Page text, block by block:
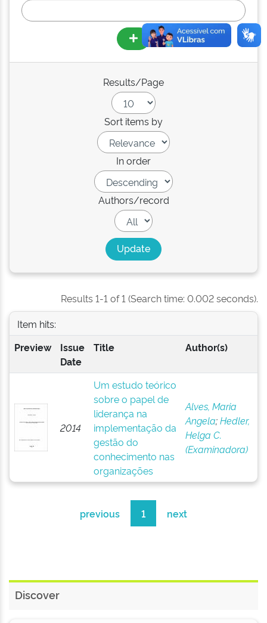
Results/Page
Sort items by
In order
Authors/record
Results 1-1 of 1 (Search time: 0.002 seconds).
Item hits:
Preview
Issue
Date
Title Author(s)
2014
Um estudo teórico
sobre o papel de
liderança na
implementação da
gestão do
conhecimento nas
organizações
Alves, Maria
Angela;Hedler,
Helga C.
(Examinadora)
previous 1 next
Discover